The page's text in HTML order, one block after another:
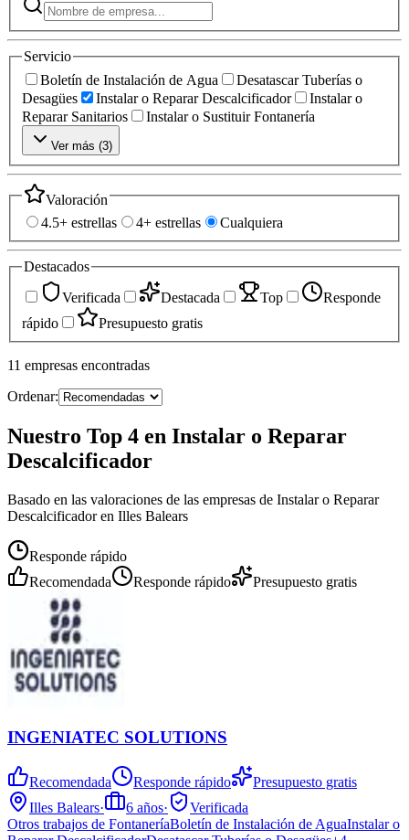
Servicio
Boletín de Instalación de Agua
Desatascar Tuberías o
Desagües
Instalar o Reparar Descalcificador
Instalar o
Reparar Sanitarios
Instalar o Sustituir Fontanería
Ver más (3)
Valoración
4.5+ estrellas
4+ estrellas Cualquiera
Destacados
Verificada
Destacada Top
Responde
rápido
Presupuesto gratis
11 empresas encontradas
Ordenar:
Nuestro Top 4 en Instalar o Reparar
Descalcificador
Basado en las valoraciones de las empresas de Instalar o Reparar
Descalcificador en Illes Balears
Responde rápido
Recomendada
Responde rápido Presupuesto gratis
INGENIATEC SOLUTIONS
Recomendada Responde rápido
Presupuesto gratis
Illes Balears· 6 años·
Verificada
Otros trabajos de FontaneríaBoletín de Instalación de AguaInstalar o